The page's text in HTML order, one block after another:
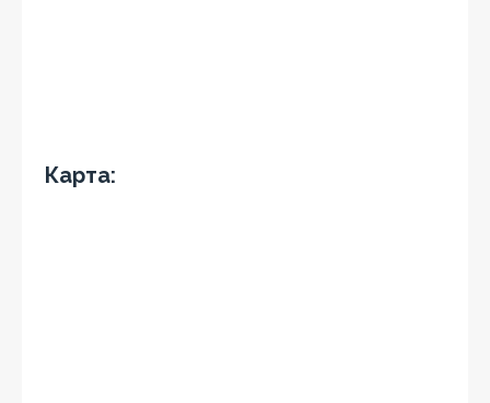
Карта: